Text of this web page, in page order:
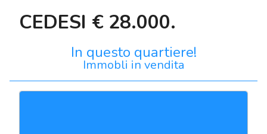
CEDESI € 28.000.
In questo quartiere!
Immobli in vendita